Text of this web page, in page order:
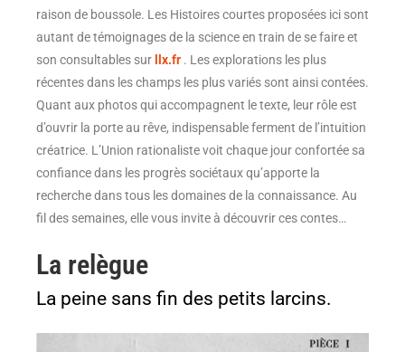
raison de boussole. Les Histoires courtes proposées ici sont
autant de témoignages de la science en train de se faire et
son consultables sur
llx.fr . Les explorations les plus
récentes dans les champs les plus variés sont ainsi contées.
Quant aux photos qui accompagnent le texte, leur rôle est
d’ouvrir la porte au rêve, indispensable ferment de l’intuition
créatrice. L’Union rationaliste voit chaque jour confortée sa
confiance dans les progrès sociétaux qu’apporte la
recherche dans tous les domaines de la connaissance. Au
fil des semaines, elle vous invite à découvrir ces contes…
La relègue
La peine sans fin des petits larcins.